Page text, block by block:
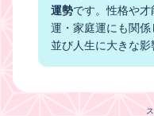
運勢です。性格や
運・家庭運にも関
並び人生に大きな影